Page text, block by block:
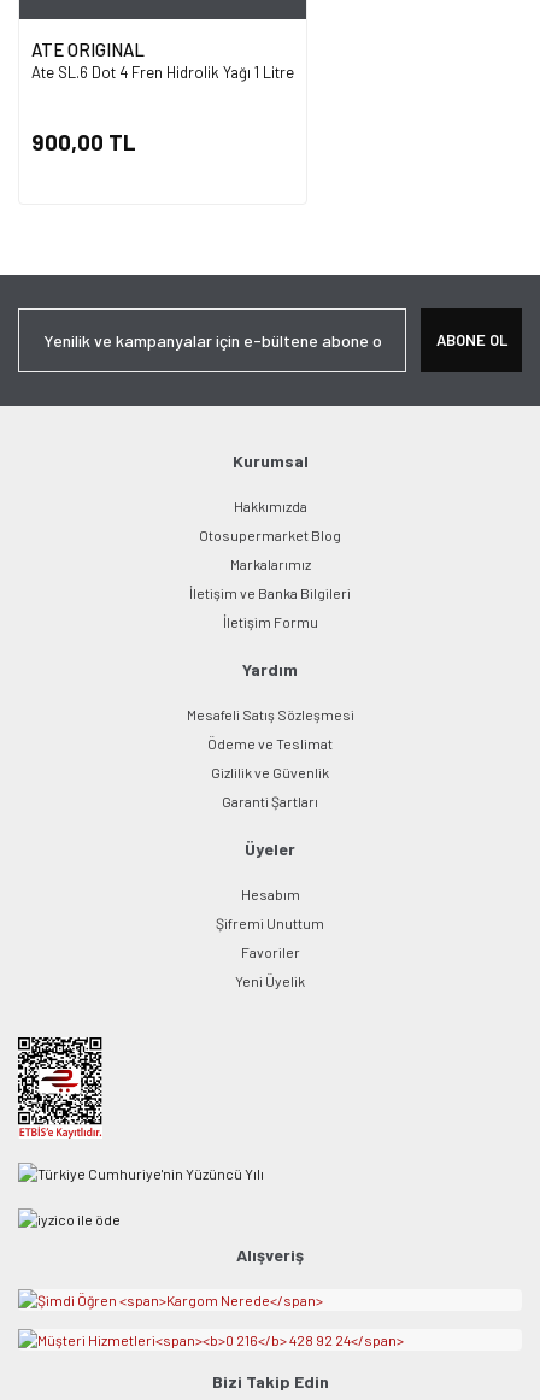
ATE ORIGINAL
Ate SL.6 Dot 4 Fren Hidrolik Yağı 1 Litre
900,00 TL
ABONE OL
Kurumsal
Hakkımızda
Otosupermarket Blog
Markalarımız
İletişim ve Banka Bilgileri
İletişim Formu
Yardım
Mesafeli Satış Sözleşmesi
Ödeme ve Teslimat
Gizlilik ve Güvenlik
Garanti Şartları
Üyeler
Hesabım
Şifremi Unuttum
Favoriler
Yeni Üyelik
Alışveriş
Bizi Takip Edin